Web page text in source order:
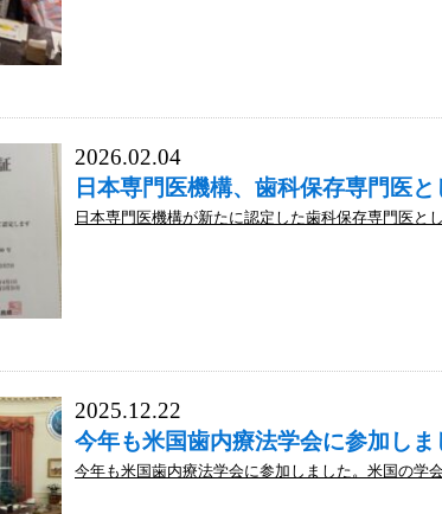
2026.02.04
日本専門医機構、歯科保存専門医と
日本専門医機構が新たに認定した歯科保存専門医と
2025.12.22
今年も米国歯内療法学会に参加しま
今年も米国歯内療法学会に参加しました。米国の学